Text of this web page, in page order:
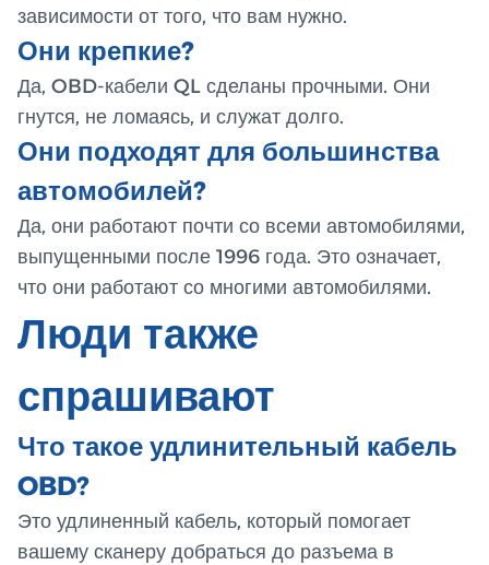
зависимости от того, что вам нужно.
Они крепкие?
Да, OBD-кабели QL сделаны прочными. Они
гнутся, не ломаясь, и служат долго.
Они подходят для большинства
автомобилей?
Да, они работают почти со всеми автомобилями,
выпущенными после 1996 года. Это означает,
что они работают со многими автомобилями.
Люди также
спрашивают
Что такое удлинительный кабель
OBD?
Это удлиненный кабель, который помогает
вашему сканеру добраться до разъема в